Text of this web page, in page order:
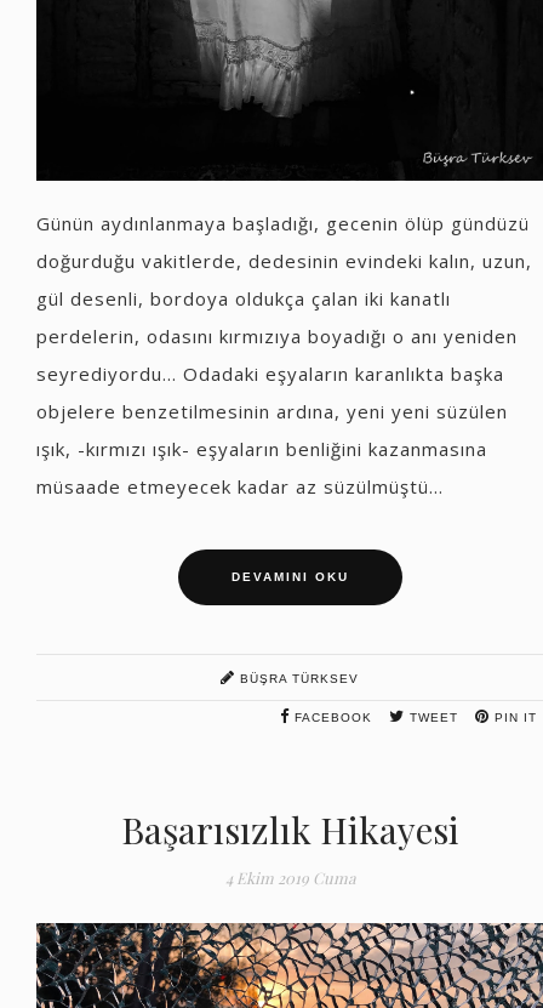
Günün aydınlanmaya başladığı, gecenin ölüp gündüzü
doğurduğu vakitlerde, dedesinin evindeki kalın, uzun,
gül desenli, bordoya oldukça çalan iki kanatlı
perdelerin, odasını kırmızıya boyadığı o anı yeniden
seyrediyordu... Odadaki eşyaların karanlıkta başka
objelere benzetilmesinin ardına, yeni yeni süzülen
ışık, -kırmızı ışık- eşyaların benliğini kazanmasına
müsaade etmeyecek kadar az süzülmüştü...
DEVAMINI OKU
BÜŞRA TÜRKSEV
FACEBOOK TWEET PIN IT
Başarısızlık Hikayesi
4 Ekim 2019 Cuma